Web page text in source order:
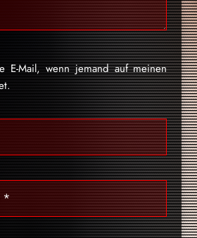
E-Mail, wenn jemand auf meinen